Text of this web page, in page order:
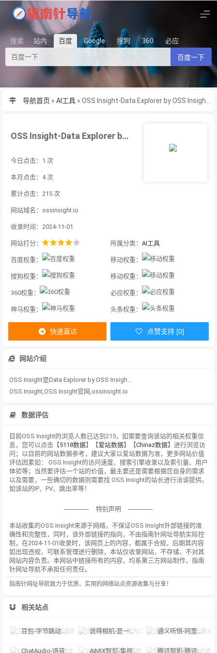
搜索 站内 百度 Google 搜狗 360 必应
百度一下
导航首页 » AI工具 » OSS Insight-Data Explorer by OSS Insigh...
OSS Insight-Data Explorer by OSS Insigh...
今日点击：1 次
本月点击：4 次
累计点击：215 次
网站域名：ossinsight.io
收录时间：2024-11-01
网站打分： 所属分类： AI工具
百度权重： 移动权重：
搜狗权重： 移动权重：
360权重： 必应权重：
神马权重： 头条权重：
快速直达 点赞支持 [0]
网站介绍
OSS Insight是Data Explorer by OSS Insigh...
OSS Insight,OSS Insight官网,ossinsight.io
数据评估
目前OSS Insight的浏览人数已达到215，如需要查询该站的相关权重信
息，您可以点击【5118数据】【爱站数据】【Chinaz数据】进行浏览访
问；以目前的网站数据参考，建议大家以爱站数据为准，更多网站价值
评估因素如： OSS Insight的访问速度、搜索引擎收录以及索引量、用户
体验等；当然要评估一个站的价值，最主要还是需要根据您自身的需求
以及需要，一些确切的数据则需要找 OSS Insight的站长进行洽谈提供。
如该站的IP、PV、跳出率等！
特别声明
本站收集的OSS Insight来源于网络，不保证OSS Insight外部链接的准
确性和完整性，同时，该外部链接的指向，不由指南针网址导航实际控
制，在2024-11-01收录时，该网页上的内容，都属于合规，后期其内容
如出现违规，可联系管理进行删除，本站仅收录网站，不存储，不对其
网站内容负责。本网站中链接所有的内容，均系第三方网站制作，指南
针网址导航不承担任何责任。
指南针网址导航致力于优质、实用的网络站点资源收集与分享！
相关站点
豆包-字节跳动打造的多功能AI对话工具 说得相机-是一款为口播视频创作者量身定制的智能拍摄工具 通义听悟-阿里云通义听悟是聚焦音视频内容的工作学习AI助手
ChatAudio-语音转文字 + 总结 + 对话 AIMIX智剪-集视频批量混剪、文案、字幕生成、语音合成等短视频运营功能于一 腾讯智影-腾讯推出的在线智能视频创作平台